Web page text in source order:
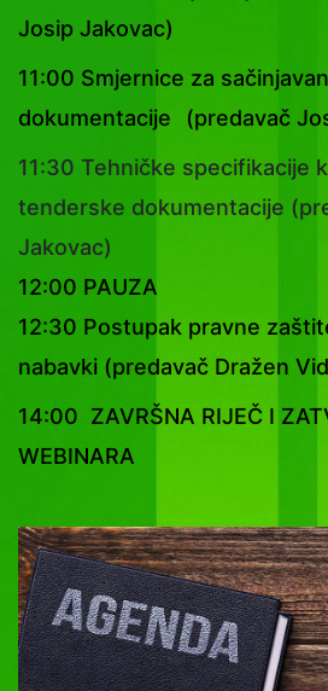
Josip Jakovac)
11:00 Smjernice za
dokumentacije
(predavač
11:30 Tehničke specifikacije
tenderske dokumentacije
Jakovac)
12:00 PAUZA
12:30 Postupak pravne
nabavki (predavač Dražen
14:00 ZAVRŠNA RIJEČ I
WEBINARA